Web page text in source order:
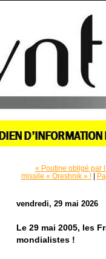
« Poutine obligé par
missile « Oreshnik » !|
vendredi, 29 mai 2026
Le 29 mai 2005, les
mondialistes !